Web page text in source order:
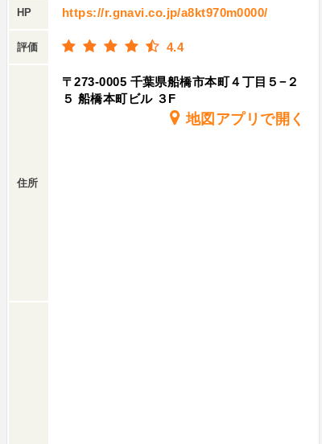
ネギがあしらわれたTheアテになるトマト！これ
ぐろ／いか／サーモン／鯛／甘海老可愛い一口サ
メニューあるの嬉しいですよねぇ。見た目も可愛
くてテンション上がりました！■ねぎチーズだし
巻きぷるんとした優しいお味の中にはチーズ！チ
魚ってあんまり食べないからこそあると嬉しい！
HP https://r.gnavi.co.jp/a8kt970m0000/
評価 4.4
住所
〒273-0005 千葉県船橋市本町４丁目５−２
５ 船橋本町ビル ３F
地図アプリで開く